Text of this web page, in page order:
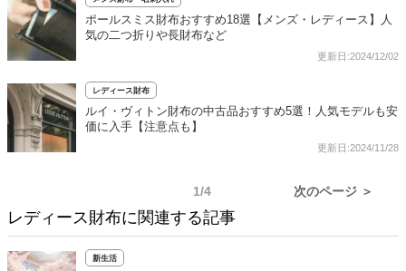
ポールスミス財布おすすめ18選【メンズ・レディース】人
気の二つ折りや長財布など
更新日:2024/12/02
レディース財布
ルイ・ヴィトン財布の中古品おすすめ5選！人気モデルも安
価に入手【注意点も】
更新日:2024/11/28
1/4 次のページ ＞
レディース財布に関連する記事
新生活